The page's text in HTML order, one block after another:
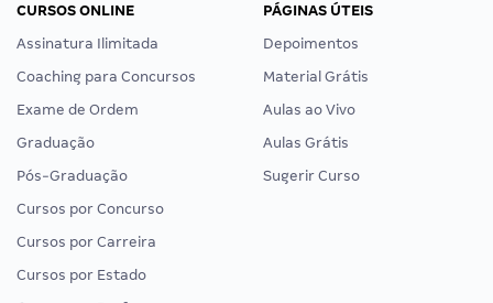
CURSOS ONLINE
Assinatura Ilimitada
Coaching para Concursos
Exame de Ordem
Graduação
Pós-Graduação
Cursos por Concurso
Cursos por Carreira
Cursos por Estado
PÁGINAS ÚTEIS
Depoimentos
Material Grátis
Aulas ao Vivo
Aulas Grátis
Sugerir Curso